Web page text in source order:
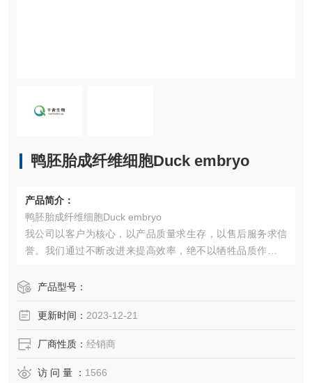
鸭胚胎成纤维细胞Duck embryo
产品简介：
鸭胚胎成纤维细胞Duck embryo
我公司以客户为核心，以产品质量求生存，以售后服务求信
誉。我们通过不断改进来提高效率，绝不以牺牲品质作为代
携手合作，共创辉煌！
产品型号：
更新时间： 2023-12-21
厂商性质： 经销商
访 问 量 ： 1566